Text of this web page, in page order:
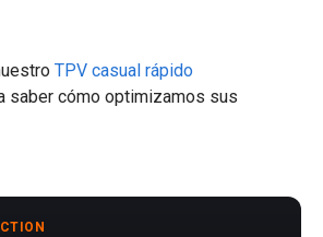
TPV casual rápido
saber cómo optimizamos sus